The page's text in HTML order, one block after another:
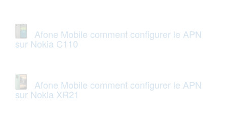
Afone Mobile comment configurer le APN
sur Nokia C110
Afone Mobile comment configurer le APN
sur Nokia XR21